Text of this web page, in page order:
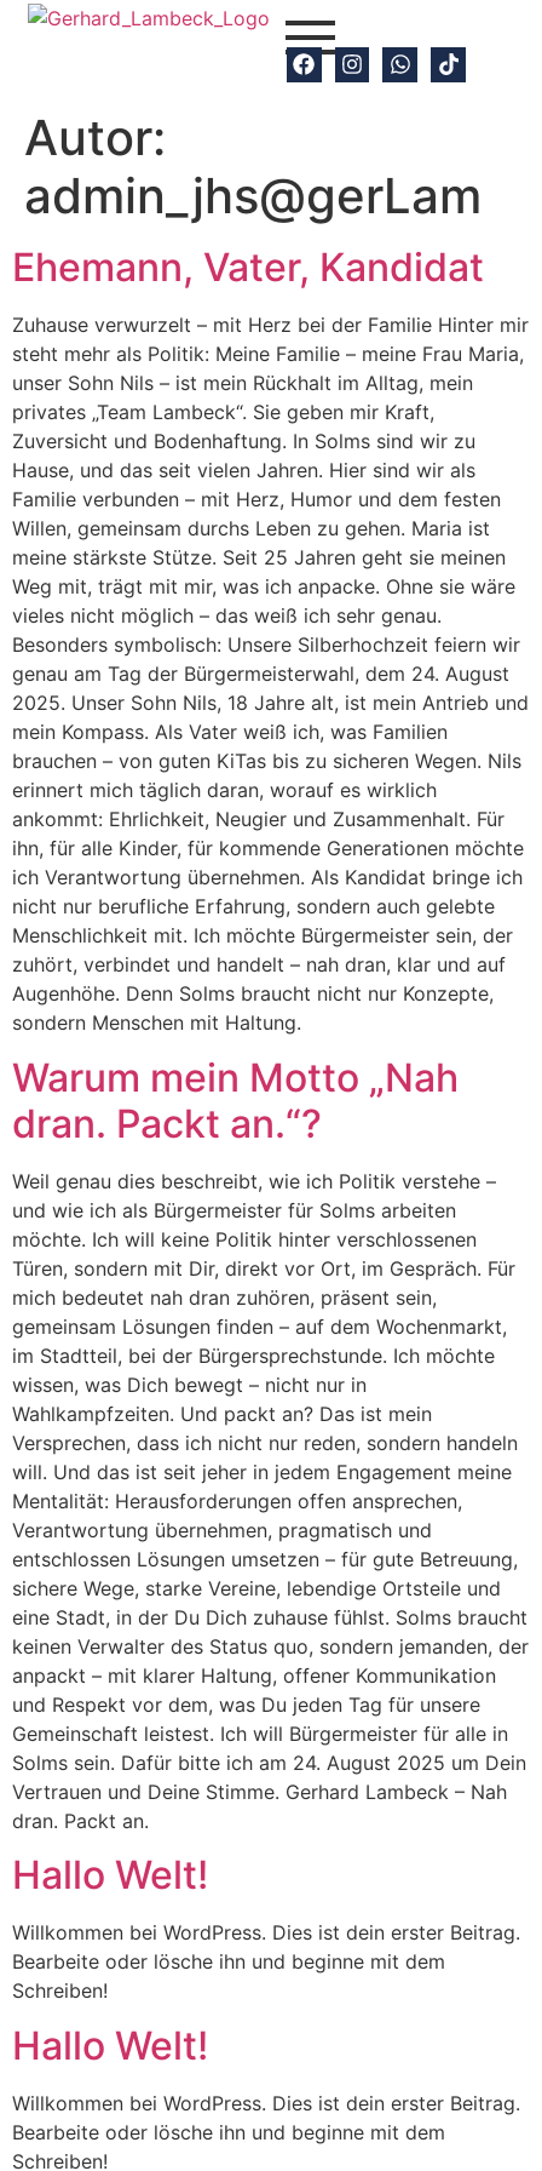
Autor:
admin_jhs@gerLam
Ehemann, Vater, Kandidat
Zuhause verwurzelt – mit Herz bei der Familie Hinter mir
steht mehr als Politik: Meine Familie – meine Frau Maria,
unser Sohn Nils – ist mein Rückhalt im Alltag, mein
privates „Team Lambeck“. Sie geben mir Kraft,
Zuversicht und Bodenhaftung. In Solms sind wir zu
Hause, und das seit vielen Jahren. Hier sind wir als
Familie verbunden – mit Herz, Humor und dem festen
Willen, gemeinsam durchs Leben zu gehen. Maria ist
meine stärkste Stütze. Seit 25 Jahren geht sie meinen
Weg mit, trägt mit mir, was ich anpacke. Ohne sie wäre
vieles nicht möglich – das weiß ich sehr genau.
Besonders symbolisch: Unsere Silberhochzeit feiern wir
genau am Tag der Bürgermeisterwahl, dem 24. August
2025. Unser Sohn Nils, 18 Jahre alt, ist mein Antrieb und
mein Kompass. Als Vater weiß ich, was Familien
brauchen – von guten KiTas bis zu sicheren Wegen. Nils
erinnert mich täglich daran, worauf es wirklich
ankommt: Ehrlichkeit, Neugier und Zusammenhalt. Für
ihn, für alle Kinder, für kommende Generationen möchte
ich Verantwortung übernehmen. Als Kandidat bringe ich
nicht nur berufliche Erfahrung, sondern auch gelebte
Menschlichkeit mit. Ich möchte Bürgermeister sein, der
zuhört, verbindet und handelt – nah dran, klar und auf
Augenhöhe. Denn Solms braucht nicht nur Konzepte,
sondern Menschen mit Haltung.
Warum mein Motto „Nah
dran. Packt an.“?
Weil genau dies beschreibt, wie ich Politik verstehe –
und wie ich als Bürgermeister für Solms arbeiten
möchte. Ich will keine Politik hinter verschlossenen
Türen, sondern mit Dir, direkt vor Ort, im Gespräch. Für
mich bedeutet nah dran zuhören, präsent sein,
gemeinsam Lösungen finden – auf dem Wochenmarkt,
im Stadtteil, bei der Bürgersprechstunde. Ich möchte
wissen, was Dich bewegt – nicht nur in
Wahlkampfzeiten. Und packt an? Das ist mein
Versprechen, dass ich nicht nur reden, sondern handeln
will. Und das ist seit jeher in jedem Engagement meine
Mentalität: Herausforderungen offen ansprechen,
Verantwortung übernehmen, pragmatisch und
entschlossen Lösungen umsetzen – für gute Betreuung,
sichere Wege, starke Vereine, lebendige Ortsteile und
eine Stadt, in der Du Dich zuhause fühlst. Solms braucht
keinen Verwalter des Status quo, sondern jemanden, der
anpackt – mit klarer Haltung, offener Kommunikation
und Respekt vor dem, was Du jeden Tag für unsere
Gemeinschaft leistest. Ich will Bürgermeister für alle in
Solms sein. Dafür bitte ich am 24. August 2025 um Dein
Vertrauen und Deine Stimme. Gerhard Lambeck – Nah
dran. Packt an.
Hallo Welt!
Willkommen bei WordPress. Dies ist dein erster Beitrag.
Bearbeite oder lösche ihn und beginne mit dem
Schreiben!
Hallo Welt!
Willkommen bei WordPress. Dies ist dein erster Beitrag.
Bearbeite oder lösche ihn und beginne mit dem
Schreiben!